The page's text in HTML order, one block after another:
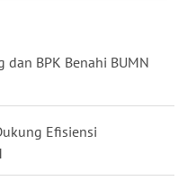
dan BPK Benahi BUMN
Efisiensi